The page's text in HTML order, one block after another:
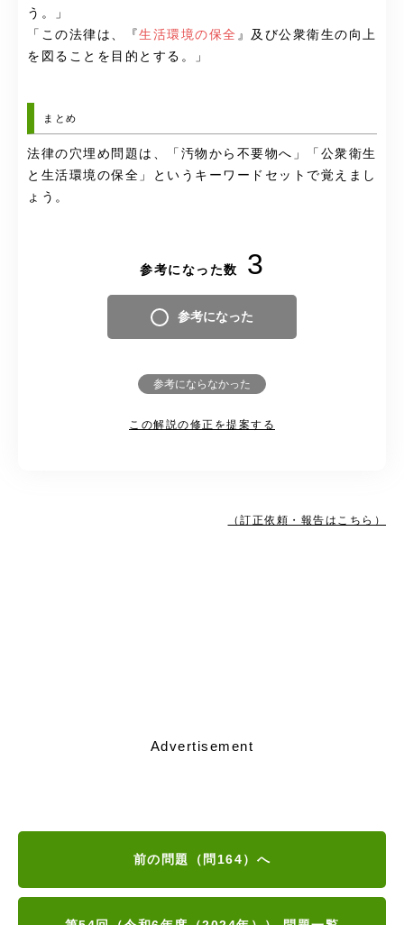
う。」
「この法律は、『 生活環境の保全 』及び公衆衛生の向上
を図ることを目的とする。」
まとめ
法律の穴埋め問題は、「汚物から不要物へ」「公衆衛生
と生活環境の保全」というキーワードセットで覚えまし
ょう。
参考になった数 3
参考になった
参考にならなかった
この解説の修正を提案する
（訂正依頼・報告はこちら）
Advertisement
前の問題（問164）へ